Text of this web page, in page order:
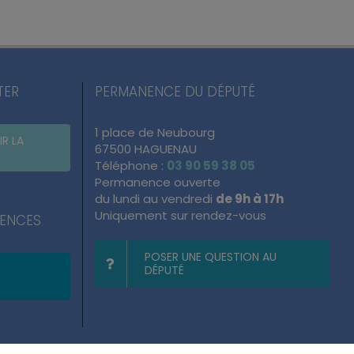
LA
PERMANENCE DU DÉPUTÉ
1 place de Neubourg
67500 HAGUENAU
Téléphone : 03 90 59 38 05
Permanence ouverte
du lundi au vendredi de 9h à 17h
Uniquement sur rendez-vous
POSER UNE QUESTION AU
DÉPUTÉ